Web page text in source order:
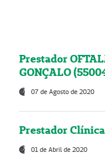
Prestador
GONÇALO
07 de Agosto de 2020
Prestador
01 de Abril de 2020